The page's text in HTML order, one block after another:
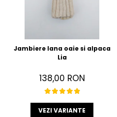
Jambiere lana oaie si alpaca
Lia
138,00 RON
VEZI VARIANTE